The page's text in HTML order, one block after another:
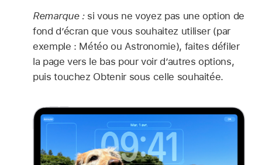
Remarque : si vous ne voyez pas une option de
fond d’écran que vous souhaitez utiliser (par
exemple : Météo ou Astronomie), faites défiler
la page vers le bas pour voir d’autres options,
puis touchez Obtenir sous celle souhaitée.